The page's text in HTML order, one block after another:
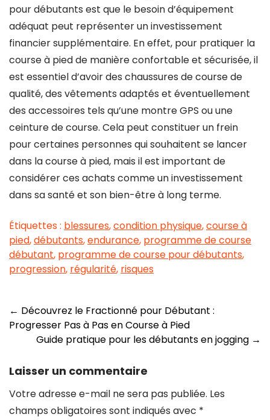
pour débutants est que le besoin d’équipement
adéquat peut représenter un investissement
financier supplémentaire. En effet, pour pratiquer la
course à pied de manière confortable et sécurisée, il
est essentiel d’avoir des chaussures de course de
qualité, des vêtements adaptés et éventuellement
des accessoires tels qu’une montre GPS ou une
ceinture de course. Cela peut constituer un frein
pour certaines personnes qui souhaitent se lancer
dans la course à pied, mais il est important de
considérer ces achats comme un investissement
dans sa santé et son bien-être à long terme.
Étiquettes : blessures,condition physique,course à
pied,débutants,endurance, programme de course
débutant, programme de course pour débutants,
progression, régularité, risques
Navigation
des
articles
← Découvrez le Fractionné pour Débutant :
Progresser Pas à Pas en Course à Pied
Guide pratique pour les débutants en jogging →
Laisser un commentaire
Votre adresse e-mail ne sera pas publiée. Les
champs obligatoires sont indiqués avec *